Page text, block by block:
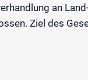
an
Ziel des